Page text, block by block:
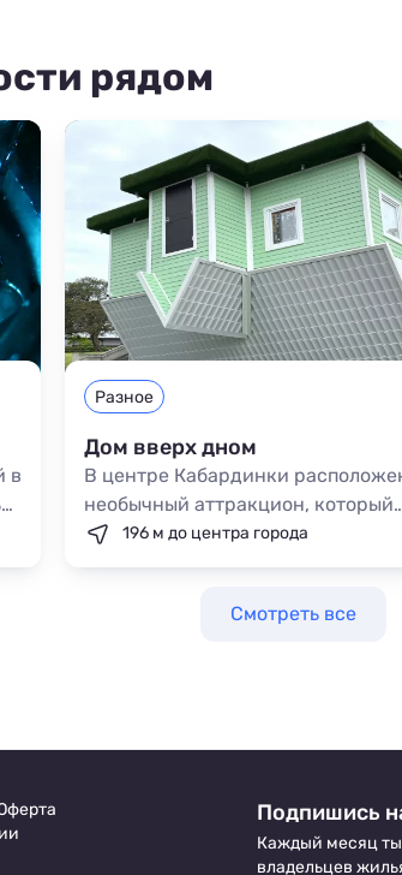
рядом
в
Разное
Дом вверх дном
В центре Кабардинки
необычный аттракцион, который
привлекает внимание туристов.
представляет собой
закреплены на крыше. На
196 м до центра города
Смотреть все
Подпишись
Каждый месяц
владельцев